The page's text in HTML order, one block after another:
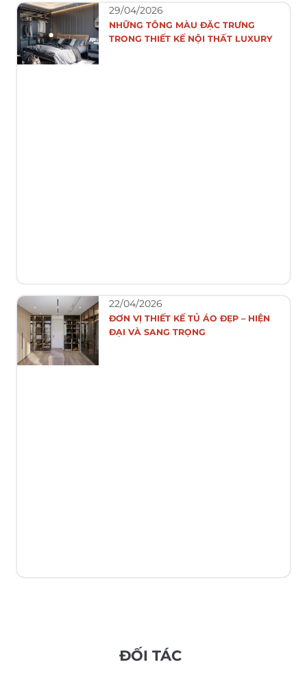
29/04/2026
NHỮNG TÔNG MÀU ĐẶC TRƯNG
TRONG THIẾT KẾ NỘI THẤT LUXURY
22/04/2026
ĐƠN VỊ THIẾT KẾ TỦ ÁO ĐẸP – HIỆN
ĐẠI VÀ SANG TRỌNG
ĐỐI TÁC